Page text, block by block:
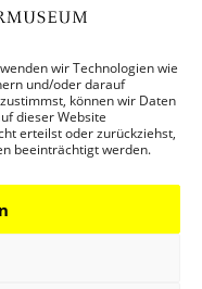
wir Technologien wie
und/oder darauf
können wir Daten
dieser Website
erteilst oder zurückziehst,
beeinträchtigt werden.